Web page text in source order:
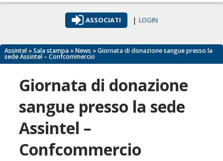
ASSOCIATI | LOGIN
Assintel »Sala stampa »News » Giornata di donazione sangue presso la
sede Assintel – Confcommercio
Giornata di donazione
sangue presso la sede
Assintel –
Confcommercio